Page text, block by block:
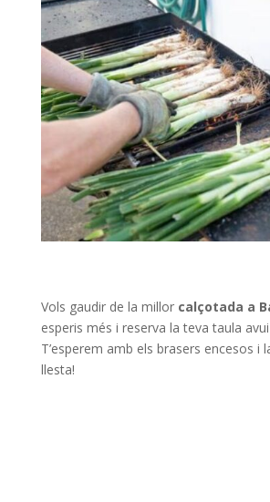
Vols gaudir de la millor calçotada a
esperis més i reserva la teva taula
T’esperem amb els brasers encesos i
llesta!